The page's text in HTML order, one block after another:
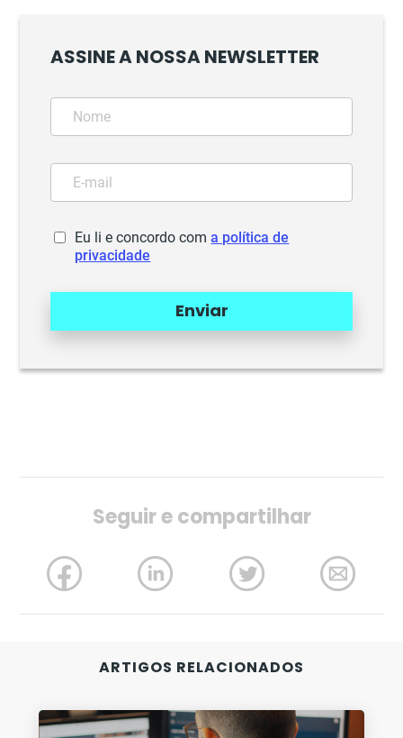
ASSINE A NOSSA NEWSLETTER
Eu li e concordo coma política de
privacidade
Enviar
Seguir e compartilhar
ARTIGOS RELACIONADOS